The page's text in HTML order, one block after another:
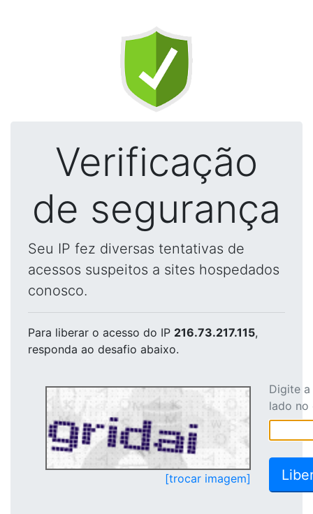
Verificação
de segurança
Seu IP fez diversas tentativas de
acessos suspeitos a sites hospedados
conosco.
Para liberar o acesso do IP 216.73.217.115,
responda ao desafio abaixo.
[trocar imagem]
Digite
lado no